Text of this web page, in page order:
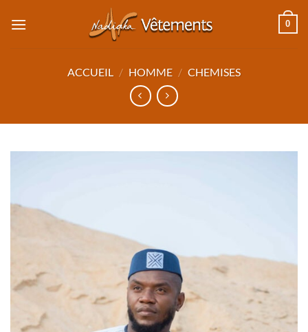
0
ACCUEIL / HOMME / CHEMISES